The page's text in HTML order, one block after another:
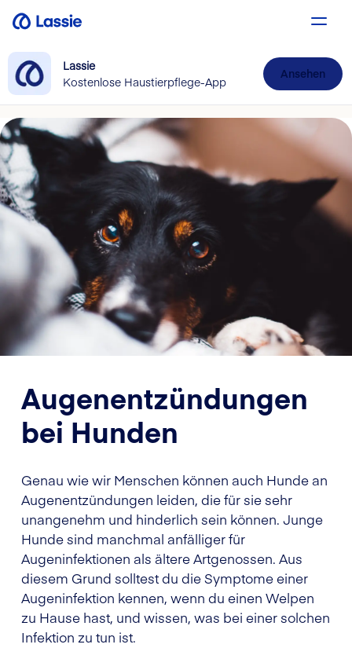
Lassie
Kostenlose Haustierpflege-App
Ansehen
Augenentzündungen
bei Hunden
Genau wie wir Menschen können auch Hunde an
Augenentzündungen leiden, die für sie sehr
unangenehm und hinderlich sein können. Junge
Hunde sind manchmal anfälliger für
Augeninfektionen als ältere Artgenossen. Aus
diesem Grund solltest du die Symptome einer
Augeninfektion kennen, wenn du einen Welpen
zu Hause hast, und wissen, was bei einer solchen
Infektion zu tun ist.